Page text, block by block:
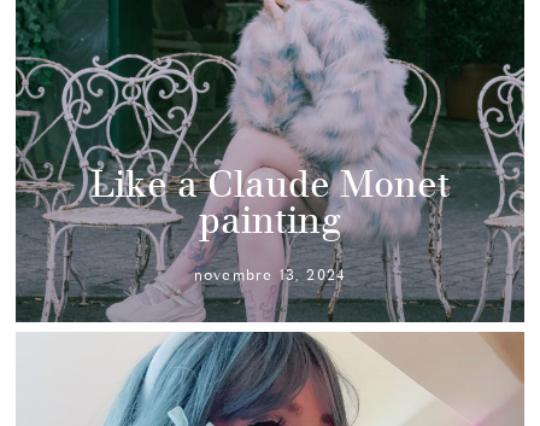
Like a Claude Monet
painting
novembre 13, 2024